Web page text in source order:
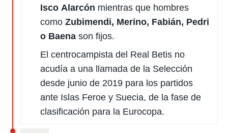
Isco Alarcón mientras que hombres
como Zubimendi, Merino, Fabián, Pedri
o Baena son fijos.
El centrocampista del Real Betis no
acudía a una llamada de la Selección
desde junio de 2019 para los partidos
ante Islas Feroe y Suecia, de la fase de
clasificación para la Eurocopa.